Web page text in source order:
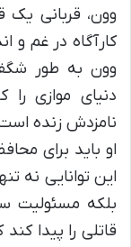
وون، قربانی
کارآگاه در غم و
وون به طور
دنیای موازی
نامزدش زنده
او باید برای
این توانایی نه
بلکه مسئولیت
قاتلی را پیدا